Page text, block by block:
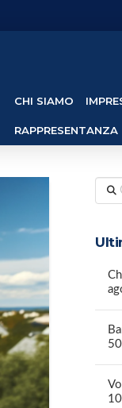
CHI SIAMO
RAPPRESENTANZA